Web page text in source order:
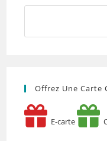
Offrez Une Carte
E-carte